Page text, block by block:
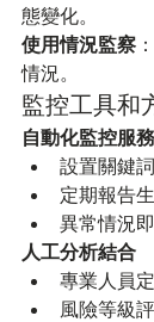
態變化。
使用情況監察
情況。
監控工具和
自動化監控服務
設置關鍵
定期報告
異常情況
人工分析結合
專業人員
風險等級